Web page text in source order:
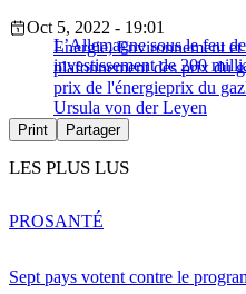
L’Allemagne sous le feu
investissement de 200
Oct 5, 2022 - 19:01
Energie, Environnement et
plafonnement des prix du
prix de l'énergieprix du gaz
Ursula von der Leyen
Print Partager
LES PLUS LUS
Sept pays votent contre le
PROSANTÉ